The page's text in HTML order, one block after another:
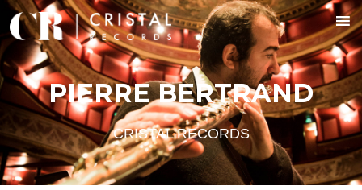
PIERRE BERTRAND
CRISTAL RECORDS